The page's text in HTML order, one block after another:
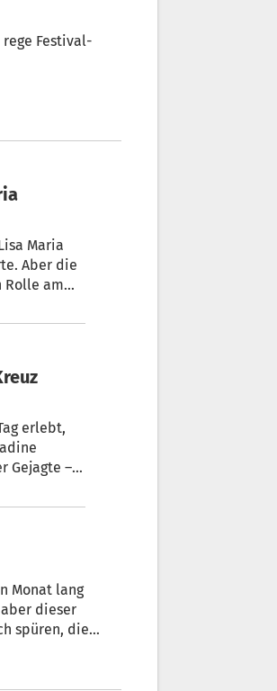
Festival-
Maria
Aber die
Rolle am
erlebt,
Gejagte –
sagte
Monat lang
aber dieser
spüren, die